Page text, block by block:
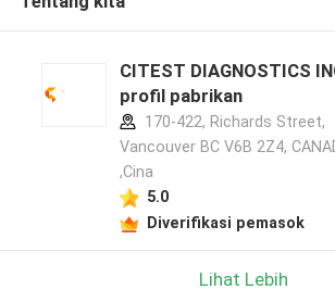
CITEST DIAGNOSTICS
profil pabrikan
170-422, Richards Street,
Vancouver BC V6B 2Z4,
,Cina
5.0
Diverifikasi pemasok
Lihat Lebih